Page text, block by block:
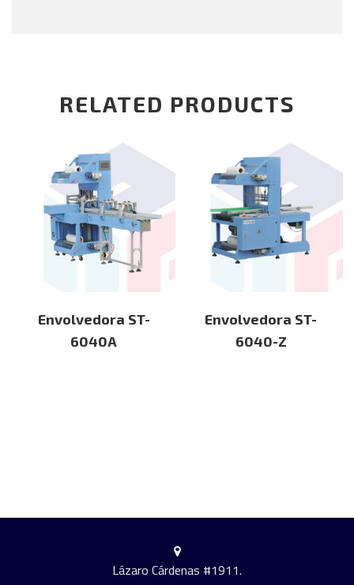
RELATED PRODUCTS
Envolvedora ST-
6040A
Envolvedora ST-
6040-Z
Lázaro Cárdenas #1911.